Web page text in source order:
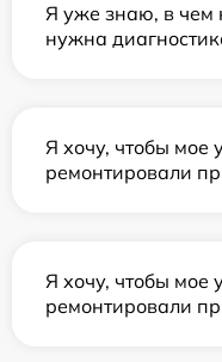
Я уже знаю, в чем
нужна
Я хочу, чтобы мое
ремонтировали
Я хочу, чтобы мое
ремонтировали